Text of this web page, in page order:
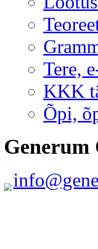
Tere,
KKK
Õpi,
Generum